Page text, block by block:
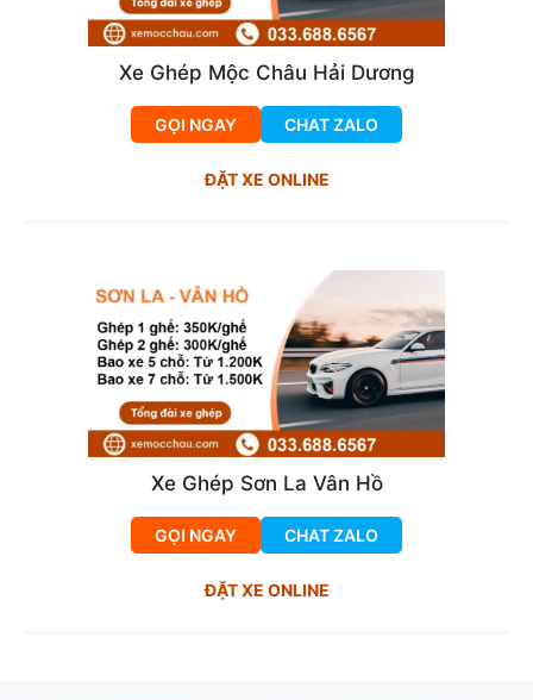
Xe Ghép Mộc Châu Hải Dương
GỌI NGAY CHAT ZALO
ĐẶT XE ONLINE
Xe Ghép Sơn La Vân Hồ
GỌI NGAY CHAT ZALO
ĐẶT XE ONLINE